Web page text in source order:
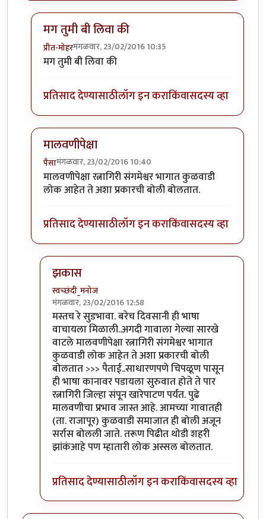
मग तुमी बी लिवा की
प्रीत-मोहरमंगळवार, 23/02/2016 10:35
In reply toबेक्कार हसतोय. :)
मग तुमी बी लिवा की
प्रतिसाद देण्यासाठीलॉग इन कराकिंवासदस्य व्हा
मालवणीपेक्षा
पैसामंगळवार, 23/02/2016 10:40
In reply toबेक्कार हसतोय. :)byसतिश गावडे
मालवणीपेक्षा रत्नागिरी संगमेश्वर भागात कुळवाडी
लोक आहेत ते अशा प्रकारची बोली बोलतात.
प्रतिसाद देण्यासाठीलॉग इन कराकिंवासदस्य व्हा
झकास
स्वच्छंदी_मनोज
मंगळवार, 23/02/2016 12:58
In reply toमालवणीपेक्षाbyपैसा
मस्तच रे सुडभावा. बरेच दिवसानी ही भाषा
वाचायला मिळाली..अगदी गावाला गेल्या सारखे
वाटले मालवणीपेक्षा रत्नागिरी संगमेश्वर भागात
कुळवाडी लोक आहेत ते अशा प्रकारची बोली
बोलतात >>> पैताई..साधारणपणे चिपळूण पासून
ही भाषा कानावर पडायला सुरुवात होते ते पार
रत्नागिरी जिल्हा संपून खारेपाटण पर्यंत. पुढे
मालवणीचा प्रभाव जास्त आहे. आमच्या गावातही
(ता. राजापूर) कुळवाडी समाजात ही बोली अजून
सर्रास बोलली जाते. तरूण पिढीत थोडी शहरी
झांकंआहे पण म्हातारी लोक अस्सल बोलतात.
प्रतिसाद देण्यासाठीलॉग इन कराकिंवासदस्य व्हा